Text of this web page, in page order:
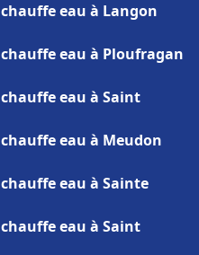
eau à Langon
eau à Ploufragan
eau à Saint
eau à Meudon
eau à Sainte
eau à Saint